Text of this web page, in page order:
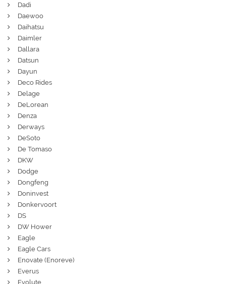
Dadi
Daewoo
Daihatsu
Daimler
Dallara
Datsun
Dayun
Deco Rides
Delage
DeLorean
Denza
Derways
DeSoto
De Tomaso
DKW
Dodge
Dongfeng
Doninvest
Donkervoort
DS
DW Hower
Eagle
Eagle Cars
Enovate (Enoreve)
Everus
Evolute